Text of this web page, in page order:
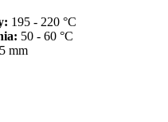
195 - 220 °C
50 - 60 °C
mm